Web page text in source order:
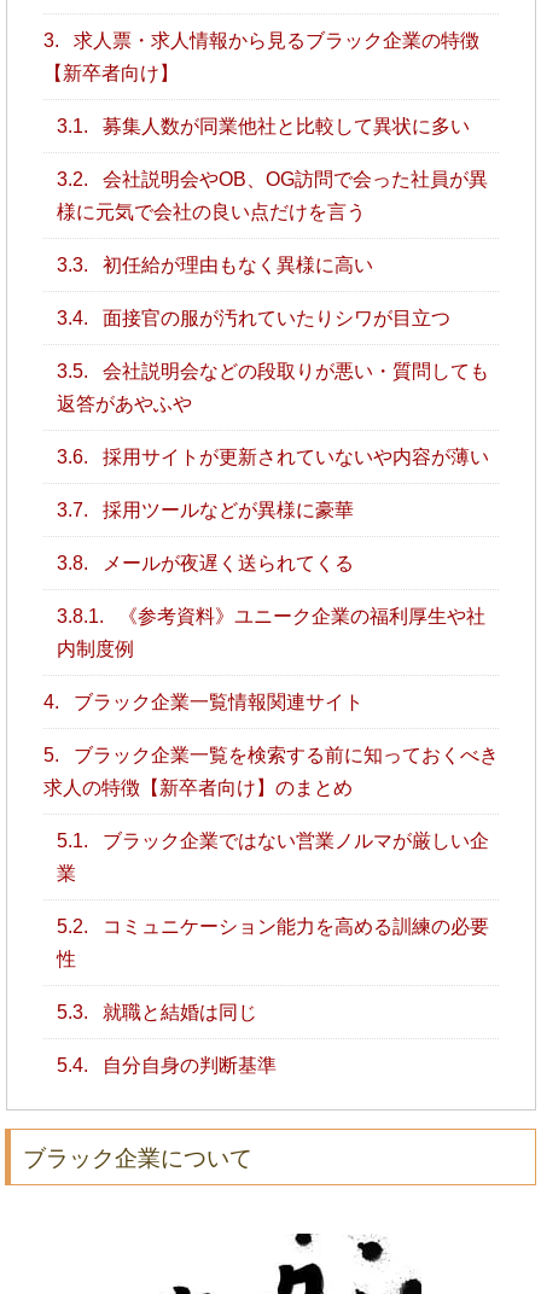
3.
求人票・求人情報から見るブラック企業の特徴
【新卒者向け】
3.1. 募集人数が同業他社と比較して異状に多い
3.2.
会社説明会やOB、OG訪問で会った社員が異
様に元気で会社の良い点だけを言う
3.3. 初任給が理由もなく異様に高い
3.4. 面接官の服が汚れていたりシワが目立つ
3.5.
会社説明会などの段取りが悪い・質問しても
返答があやふや
3.6. 採用サイトが更新されていないや内容が薄い
3.7. 採用ツールなどが異様に豪華
3.8. メールが夜遅く送られてくる
3.8.1.
《参考資料》ユニーク企業の福利厚生や社
内制度例
4. ブラック企業一覧情報関連サイト
5.
ブラック企業一覧を検索する前に知っておくべき
求人の特徴【新卒者向け】のまとめ
5.1.
ブラック企業ではない営業ノルマが厳しい企
業
5.2.
コミュニケーション能力を高める訓練の必要
性
5.3. 就職と結婚は同じ
5.4. 自分自身の判断基準
ブラック企業について